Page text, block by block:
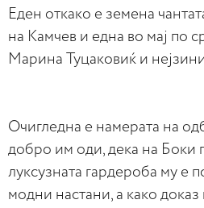
Еден откако е земена
на Камчев и една во мај по
Марина Туцаковиќ и
Очигледна е намерата на
добро им оди, дека на Боки
луксузната гардероба му е
модни настани, а како